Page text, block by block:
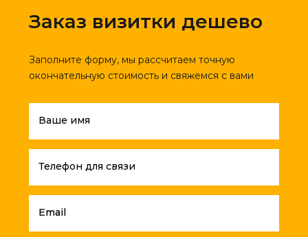
Заказ визитки дешево
Заполните форму, мы рассчитаем точную
окончательную стоимость и свяжемся с вами
Ваше имя
Телефон для связи
Email